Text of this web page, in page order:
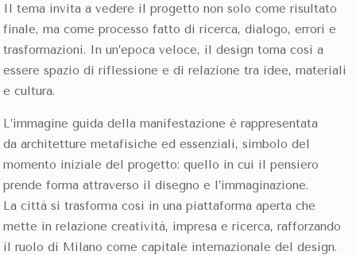
Il tema invita a vedere il progetto non solo come risultato
finale, ma come processo fatto di ricerca, dialogo, errori e
trasformazioni. In un’epoca veloce, il design torna così a
essere spazio di riflessione e di relazione tra idee, materiali
e cultura.
L’immagine guida della manifestazione è rappresentata
da architetture metafisiche ed essenziali, simbolo del
momento iniziale del progetto: quello in cui il pensiero
prende forma attraverso il disegno e l’immaginazione.
La città si trasforma così in una piattaforma aperta che
mette in relazione creatività, impresa e ricerca, rafforzando
il ruolo di Milano come capitale internazionale del design.